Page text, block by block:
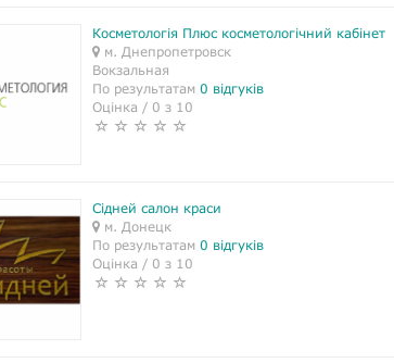
Косметологія Плюс косметологічний кабінет
м. Днепропетровск
Вокзальная
По результатам 0 відгуків
Оцінка / 0 з 10
Сідней салон краси
м. Донецк
По результатам 0 відгуків
Оцінка / 0 з 10